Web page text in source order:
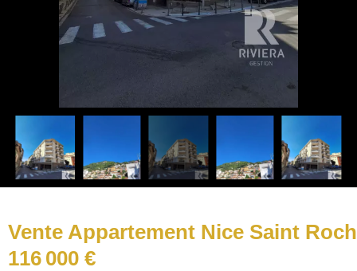
Vente Appartement Nice Saint Roch
116 000 €